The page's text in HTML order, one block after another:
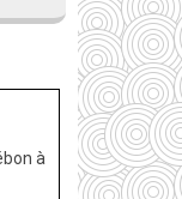
à